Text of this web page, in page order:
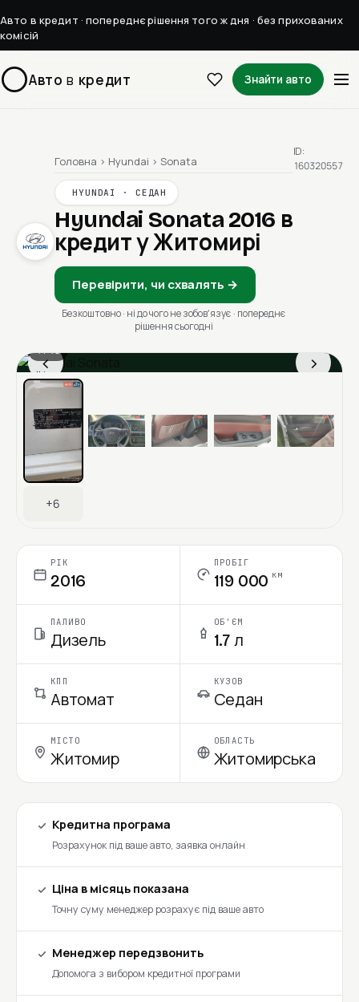
Авто в кредит · попереднє рішення того ж дня · без прихованих
комісій
Авто в кредит Знайти авто
Головна › Hyundai › Sonata
HYUNDAI · СЕДАН
Hyundai Sonata 2016 в
кредит у Житомирі
Перевірити, чи схвалять →
Безкоштовно · ні до чого не зобовʼязує · попереднє
рішення сьогодні
ID:
160320557
‹ ›
1 / 13
Ціна в місяць
+6
РІК
2016
ПРОБІГ
119 000 км
ПАЛИВО
Дизель
ОБ'ЄМ
1.7 л
КПП
Автомат
КУЗОВ
Седан
МІСТО
Житомир
ОБЛАСТЬ
Житомирська
Кредитна програма
Розрахунок під ваше авто, заявка онлайн
Ціна в місяць показана
Точну суму менеджер розрахує під ваше авто
Менеджер передзвонить
Допомога з вибором кредитної програми